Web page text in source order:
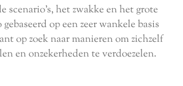
scenario's, het zwakke en het grote
gebaseerd op een zeer wankele basis
op zoek naar manieren om zichzelf
en onzekerheden te verdoezelen.